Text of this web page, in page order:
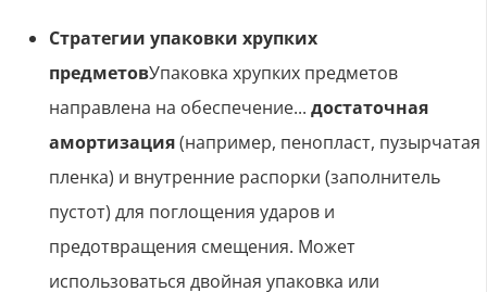
Стратегии упаковки хрупких
предметовУпаковка хрупких предметов
направлена ​​на обеспечение... достаточная
амортизация(например, пенопласт, пузырчатая
пленка) и внутренние распорки (заполнитель
пустот) для поглощения ударов и
предотвращения смещения. Может
использоваться двойная упаковка или